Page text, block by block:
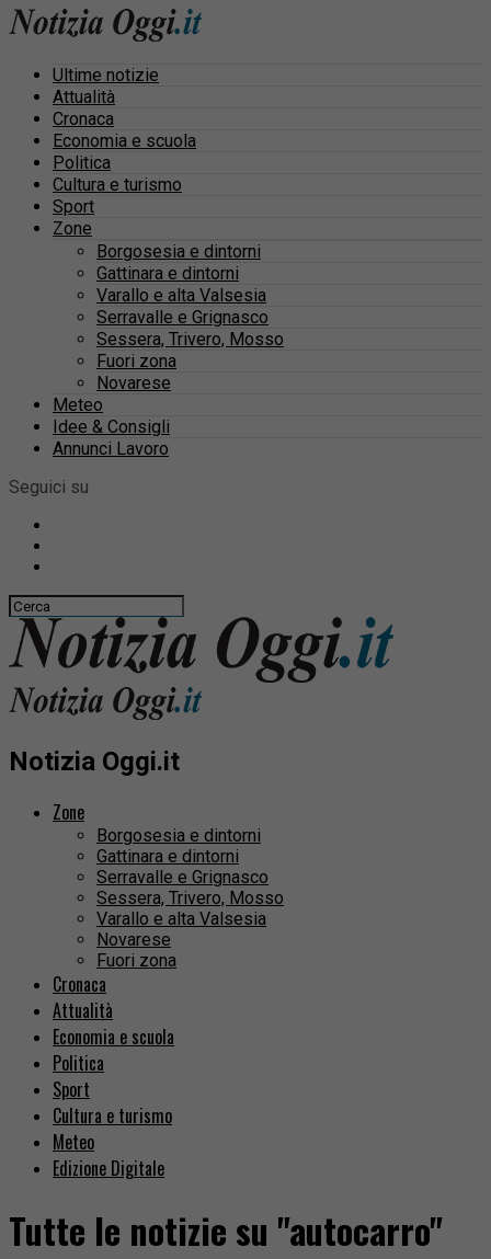
Ultime notizie
Attualità
Cronaca
Economia e scuola
Politica
Cultura e turismo
Sport
Zone
Borgosesia e dintorni
Gattinara e dintorni
Varallo e alta Valsesia
Serravalle e Grignasco
Sessera, Trivero, Mosso
Fuori zona
Novarese
Meteo
Idee & Consigli
Annunci Lavoro
Seguici su
Notizia Oggi.it
Zone
Borgosesia e dintorni
Gattinara e dintorni
Serravalle e Grignasco
Sessera, Trivero, Mosso
Varallo e alta Valsesia
Novarese
Fuori zona
Cronaca
Attualità
Economia e scuola
Politica
Sport
Cultura e turismo
Meteo
Edizione Digitale
Tutte le notizie su "autocarro"